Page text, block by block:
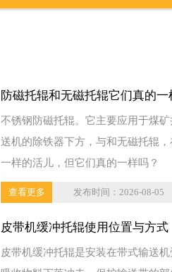
防磁托辊和无磁托辊它们真的一
不锈钢防磁托辊。它主要应用于煤
送机的除铁器下方，与和无磁托辊
一样的活儿，但它们真的一样吗？
查看更多 发布时间：2026-08-05
皮带机缓冲托辊使用位置与方式
皮带机缓冲托辊是安装在带式输送